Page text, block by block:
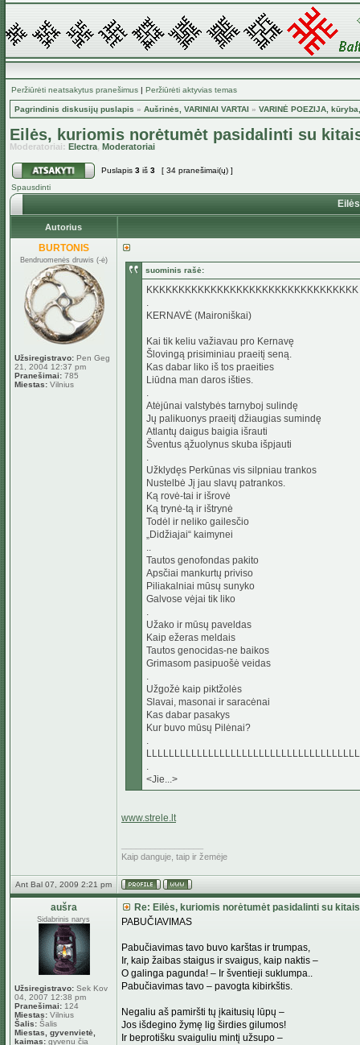
Peržiūrėti neatsakytus pranešimus | Peržiūrėti aktyvias temas
Pagrindinis diskusijų puslapis » Aušrinės, VARINIAI VARTAI » VARINĖ POEZIJA,
Eilės, kuriomis norėtumėt pasidalinti su
Moderatoriai: Electra, Moderatoriai
Puslapis 3 iš 3
[ 34 pranešimai(ų) ]
Spausdinti
Autorius
BURTONIS
Bendruomenės druwis (-ė)
Užsiregistravo: Pen Geg
21, 2004 12:37 pm
Pranešimai: 785
Miestas: Vilnius
suominis rašė:
KKKKKKKKKKKKKKKKKKKKKKKKKKKKKKKKK
.
KERNAVĖ (Maironiškai)
Kai tik keliu važiavau pro Kernavę
Šlovingą prisiminiau praeitį seną.
Kas dabar liko iš tos praeities
Liūdna man daros išties.
.
Atėjūnai valstybės tarnyboj sulindę
Jų palikuonys praeitį džiaugias sumindę
Atlantų daigus baigia išrauti
Šventus ąžuolynus skuba išpjauti
.
Užklydęs Perkūnas vis silpniau trankos
Nustelbė Jį jau slavų patrankos.
Ką rovė-tai ir išrovė
Ką trynė-tą ir ištrynė
Todėl ir neliko gailesčio
„Didžiajai“ kaimynei
..
Tautos genofondas pakito
Apsčiai mankurtų priviso
Piliakalniai mūsų sunyko
Galvose vėjai tik liko
.
Užako ir mūsų paveldas
Kaip ežeras meldais
Tautos genocidas-ne baikos
Grimasom pasipuošė veidas
.
Užgožė kaip piktžolės
Slavai, masonai ir saracėnai
Kas dabar pasakys
Kur buvo mūsų Pilėnai?
.
.
<Jie...>
www.strele.lt
Kaip danguje, taip ir žemėje
Ant Bal 07, 2009 2:21 pm
aušra
Sidabrinis narys
Užsiregistravo: Sek Kov
04, 2007 12:38 pm
Pranešimai: 124
Miestas: Vilnius
Šalis: Šalis
Miestas, gyvenvietė,
kaimas: gyvenu čia
Re: Eilės, kuriomis norėtumėt pasidalinti su kitais
PABUČIAVIMAS
Pabučiavimas tavo buvo karštas ir trumpas,
Ir, kaip žaibas staigus ir svaigus, kaip naktis –
O galinga pagunda! – Ir šventieji suklumpa..
Pabučiavimas tavo – pavogta kibirkštis.
Negaliu aš pamiršti tų įkaitusių lūpų –
Jos išdegino žymę lig širdies gilumos!
Ir beprotišku svaiguliu mintį užsupo –